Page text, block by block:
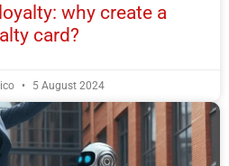
why create a
card?
5 August 2024